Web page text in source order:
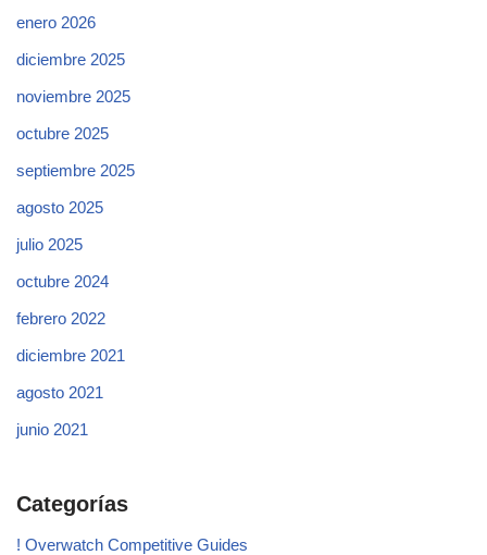
enero 2026
diciembre 2025
noviembre 2025
octubre 2025
septiembre 2025
agosto 2025
julio 2025
octubre 2024
febrero 2022
diciembre 2021
agosto 2021
junio 2021
Categorías
! Overwatch Competitive Guides